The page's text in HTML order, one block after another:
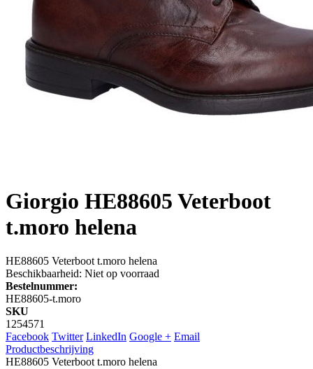
Giorgio HE88605 Veterboot
t.moro helena
HE88605 Veterboot t.moro helena
Beschikbaarheid: Niet op voorraad
Bestelnummer:
HE88605-t.moro
SKU
1254571
Facebook Twitter LinkedIn Google + Email
Productbeschrijving
HE88605 Veterboot t.moro helena